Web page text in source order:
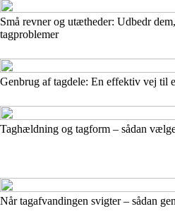
Små revner og utætheder: Udbedr
tagproblemer
Genbrug af tagdele: En effektiv vej til
Taghældning og tagform – sådan
Når tagafvandingen svigter – sådan